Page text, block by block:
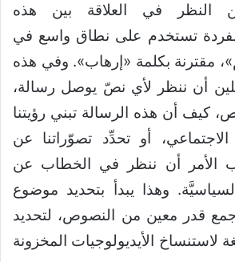
النظر في العلاقة بين هذه
تستخدم على نطاق واسع في
مقترنة بكلمة «إرهاب». وفي هذه
أن ننظر لأي نصّ يوصل رسالة،
كيف أن هذه الرسالة تبني رؤيتنا
أو تحدِّد تصوّراتنا عن
الأمر أن ننظر في الخطاب عن
وهذا يبدأ بتحديد موضوع
قدر معين من النصوص، لتحديد
لاستنساخ الأيديولوجيات المخزونة